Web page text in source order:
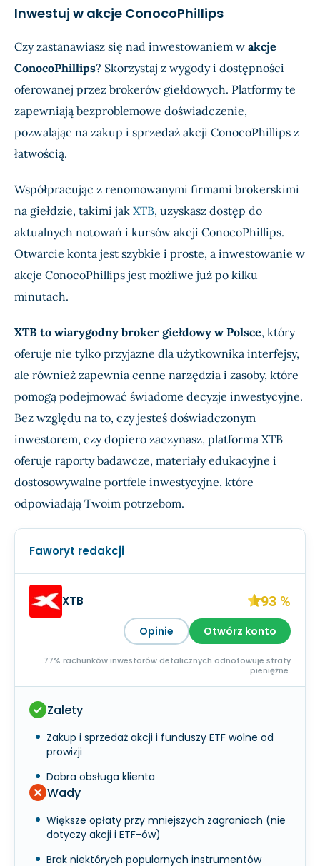
Inwestuj w akcje ConocoPhillips
Czy zastanawiasz się nad inwestowaniem w akcje
ConocoPhillips? Skorzystaj z wygody i dostępności
oferowanej przez brokerów giełdowych. Platformy te
zapewniają bezproblemowe doświadczenie,
pozwalając na zakup i sprzedaż akcji ConocoPhillips z
łatwością.
Współpracując z renomowanymi firmami brokerskimi
na giełdzie, takimi jak XTB, uzyskasz dostęp do
aktualnych notowań i kursów akcji ConocoPhillips.
Otwarcie konta jest szybkie i proste, a inwestowanie w
akcje ConocoPhillips jest możliwe już po kilku
minutach.
XTB to wiarygodny broker giełdowy w Polsce, który
oferuje nie tylko przyjazne dla użytkownika interfejsy,
ale również zapewnia cenne narzędzia i zasoby, które
pomogą podejmować świadome decyzje inwestycyjne.
Bez względu na to, czy jesteś doświadczonym
inwestorem, czy dopiero zaczynasz, platforma XTB
oferuje raporty badawcze, materiały edukacyjne i
dostosowywalne portfele inwestycyjne, które
odpowiadają Twoim potrzebom.
Faworyt redakcji
XTB 93 %
Opinie Otwórz konto
77% rachunków inwestorów detalicznych odnotowuje straty
pieniężne.
Zalety
Zakup i sprzedaż akcji i funduszy ETF wolne od
prowizji
Dobra obsługa klienta
Wady
Większe opłaty przy mniejszych zagraniach (nie
dotyczy akcji i ETF-ów)
Brak niektórych popularnych instrumentów